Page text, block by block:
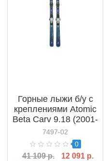
Горные лыжи б/у с
креплениями Atomic
Beta Carv 9.18 (2001-
2002)
7497-02
0
41 109 р. 12 091 р.